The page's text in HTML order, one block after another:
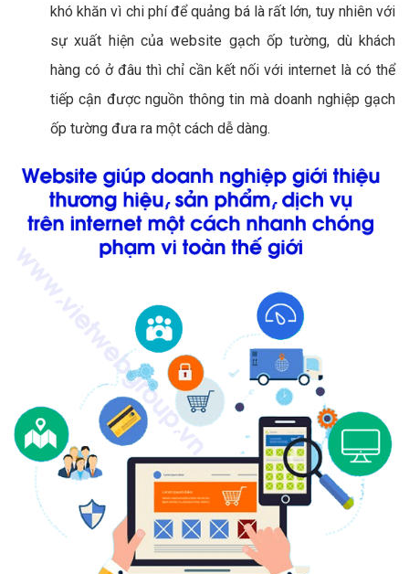
khó khăn vì chi phí để quảng bá là rất lớn, tuy nhiên với
sự xuất hiện của website gạch ốp tường, dù khách
hàng có ở đâu thì chỉ cần kết nối với internet là có thể
tiếp cận được nguồn thông tin mà doanh nghiệp gạch
ốp tường đưa ra một cách dễ dàng.